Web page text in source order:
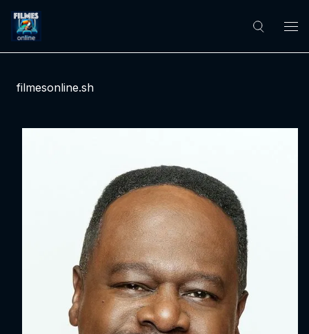
filmesonline.sh